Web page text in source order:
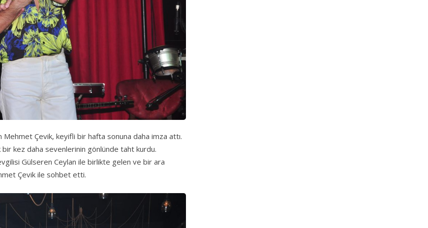
Mehmet Çevik, keyifli bir hafta sonuna daha imza attı.
kez daha sevenlerinin gönlünde taht kurdu.
Gülseren Ceylan ile birlikte gelen ve bir ara
Çevik ile sohbet etti.